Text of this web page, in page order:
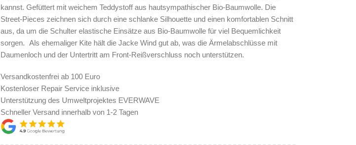
kannst. Gefüttert mit weichem Teddystoff aus hautsympathischer Bio-Baumwolle. Die
Street-Pieces zeichnen sich durch eine schlanke Silhouette und einen komfortablen Schnitt
aus, da um die Schulter elastische Einsätze aus Bio-Baumwolle für viel Bequemlichkeit
sorgen. Als ehemaliger Kite hält die Jacke Wind gut ab, was die Ärmelabschlüsse mit
Daumenloch und der Untertritt am Front-Reißverschluss noch unterstützen.
Versandkostenfrei ab 100 Euro
Kostenloser Repair Service inklusive
Unterstützung des Umweltprojektes EVERWAVE
Schneller Versand innerhalb von 1-2 Tagen